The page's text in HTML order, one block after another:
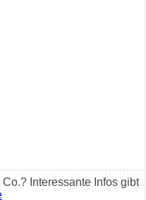
Interessante Infos gibt